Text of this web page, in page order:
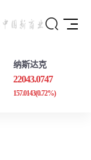
纳斯达克
22043.0747
157.0143(0.72%)